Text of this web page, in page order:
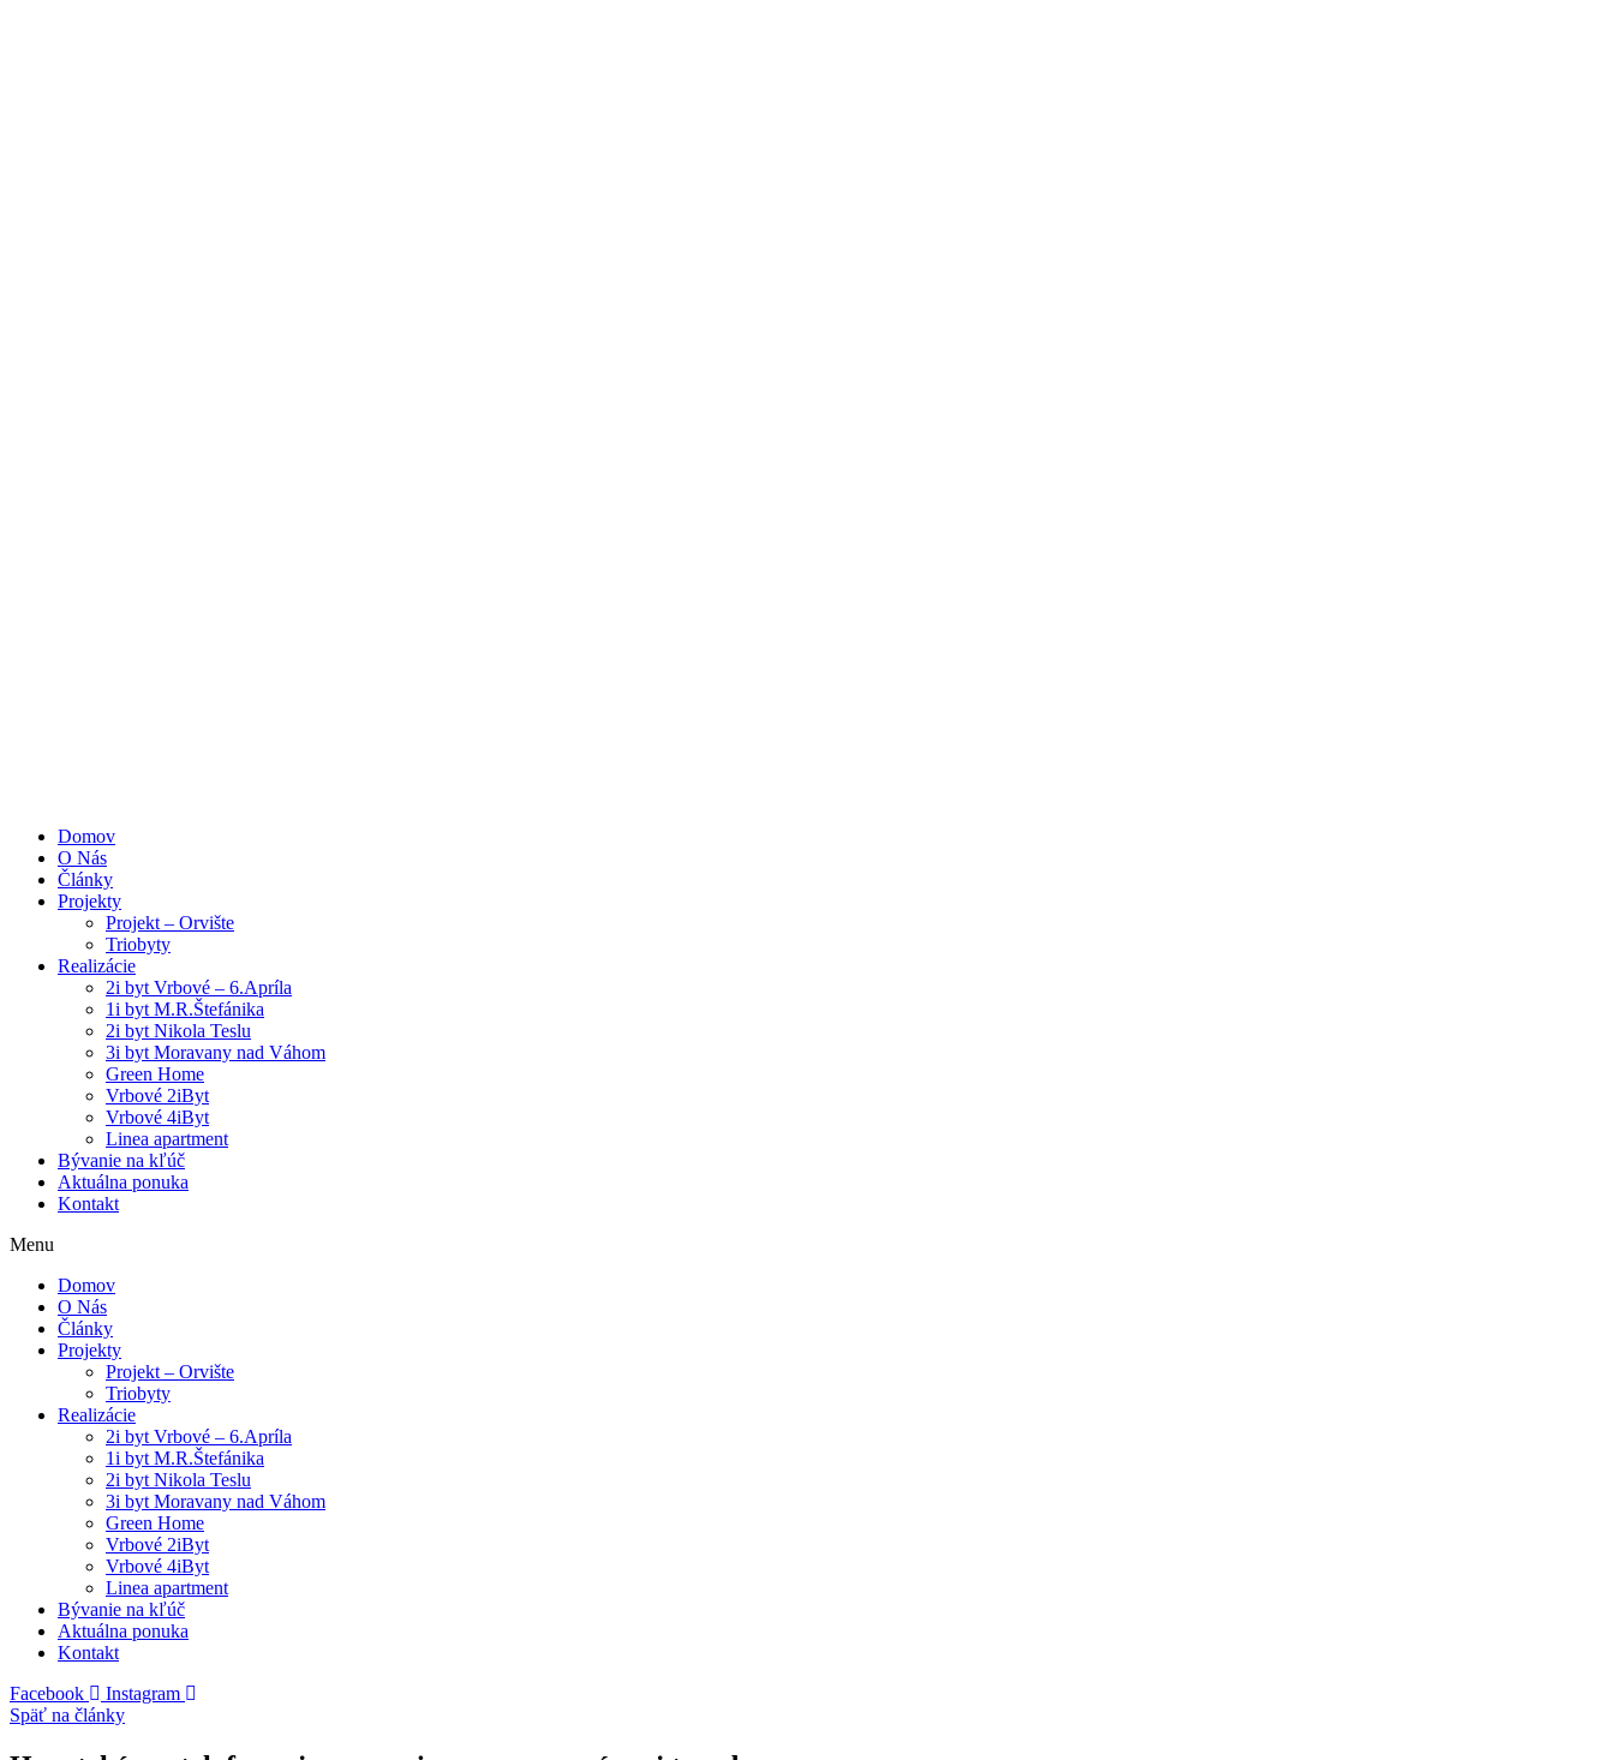
Domov
O Nás
Články
Projekty
Projekt – Orvište
Triobyty
Realizácie
2i byt Vrbové – 6.Apríla
1i byt M.R.Štefánika
2i byt Nikola Teslu
3i byt Moravany nad Váhom
Green Home
Vrbové 2iByt
Vrbové 4iByt
Linea apartment
Bývanie na kľúč
Aktuálna ponuka
Kontakt
Menu
Domov
O Nás
Články
Projekty
Projekt – Orvište
Triobyty
Realizácie
2i byt Vrbové – 6.Apríla
1i byt M.R.Štefánika
2i byt Nikola Teslu
3i byt Moravany nad Váhom
Green Home
Vrbové 2iByt
Vrbové 4iByt
Linea apartment
Bývanie na kľúč
Aktuálna ponuka
Kontakt
Facebook
Instagram
Späť na články